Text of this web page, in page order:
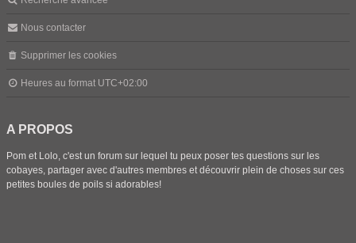
Nous contacter
Supprimer les cookies
Heures au format UTC+02:00
A PROPOS
Pom et Lolo, c'est un forum sur lequel tu peux poser tes questions sur les
cobayes, partager avec d'autres membres et découvrir plein de choses sur ces
petites boules de poils si adorables!